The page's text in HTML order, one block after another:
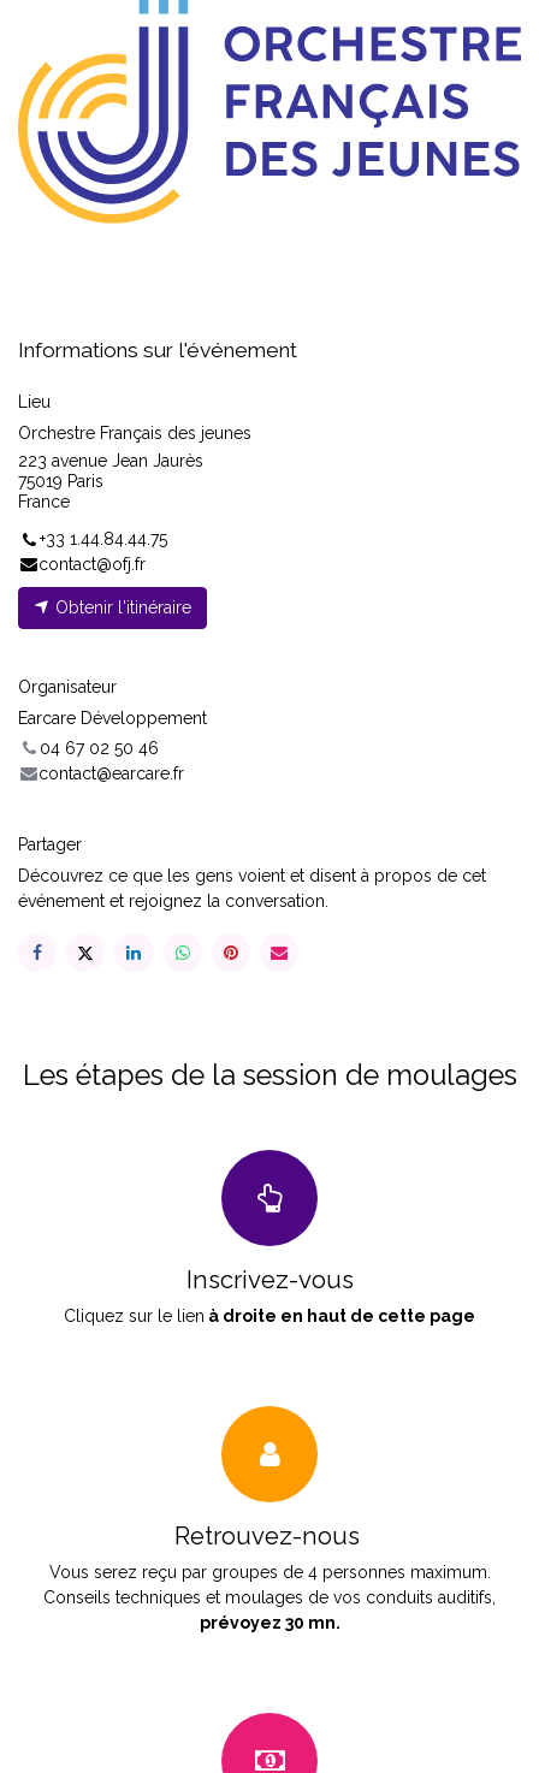
Informations sur l'événement
Lieu
Orchestre Français des jeunes
223 avenue Jean Jaurès
75019 Paris
France
+33 1.44.84.44.75
contact@ofj.fr
Obtenir l'itinéraire
Organisateur
Earcare Développement
04 67 02 50 46
contact@earcare.fr
Partager
Découvrez ce que les gens voient et disent à propos de cet
événement et rejoignez la conversation.
Les étapes de la session de moulages
Inscrivez-vous
Cliquez sur le lien à droite en haut de cette page
Retrouvez-nous
Vous serez reçu par groupes de 4 personnes maximum.
Conseils techniques et moulages de vos conduits auditifs,
prévoyez 30 mn.